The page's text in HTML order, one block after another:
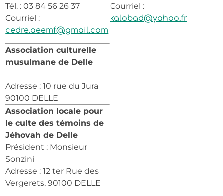
Tél. : 03 84 56 26 37
Courriel :
cedre.aeemf@gmail.com
Association culturelle
musulmane de Delle
Adresse : 10 rue du Jura
90100 DELLE
Association locale pour
le culte des témoins de
Jéhovah de Delle
Président : Monsieur
Sonzini
Adresse : 12 ter Rue des
Vergerets, 90100 DELLE
Courriel :
kalobad@yahoo.fr